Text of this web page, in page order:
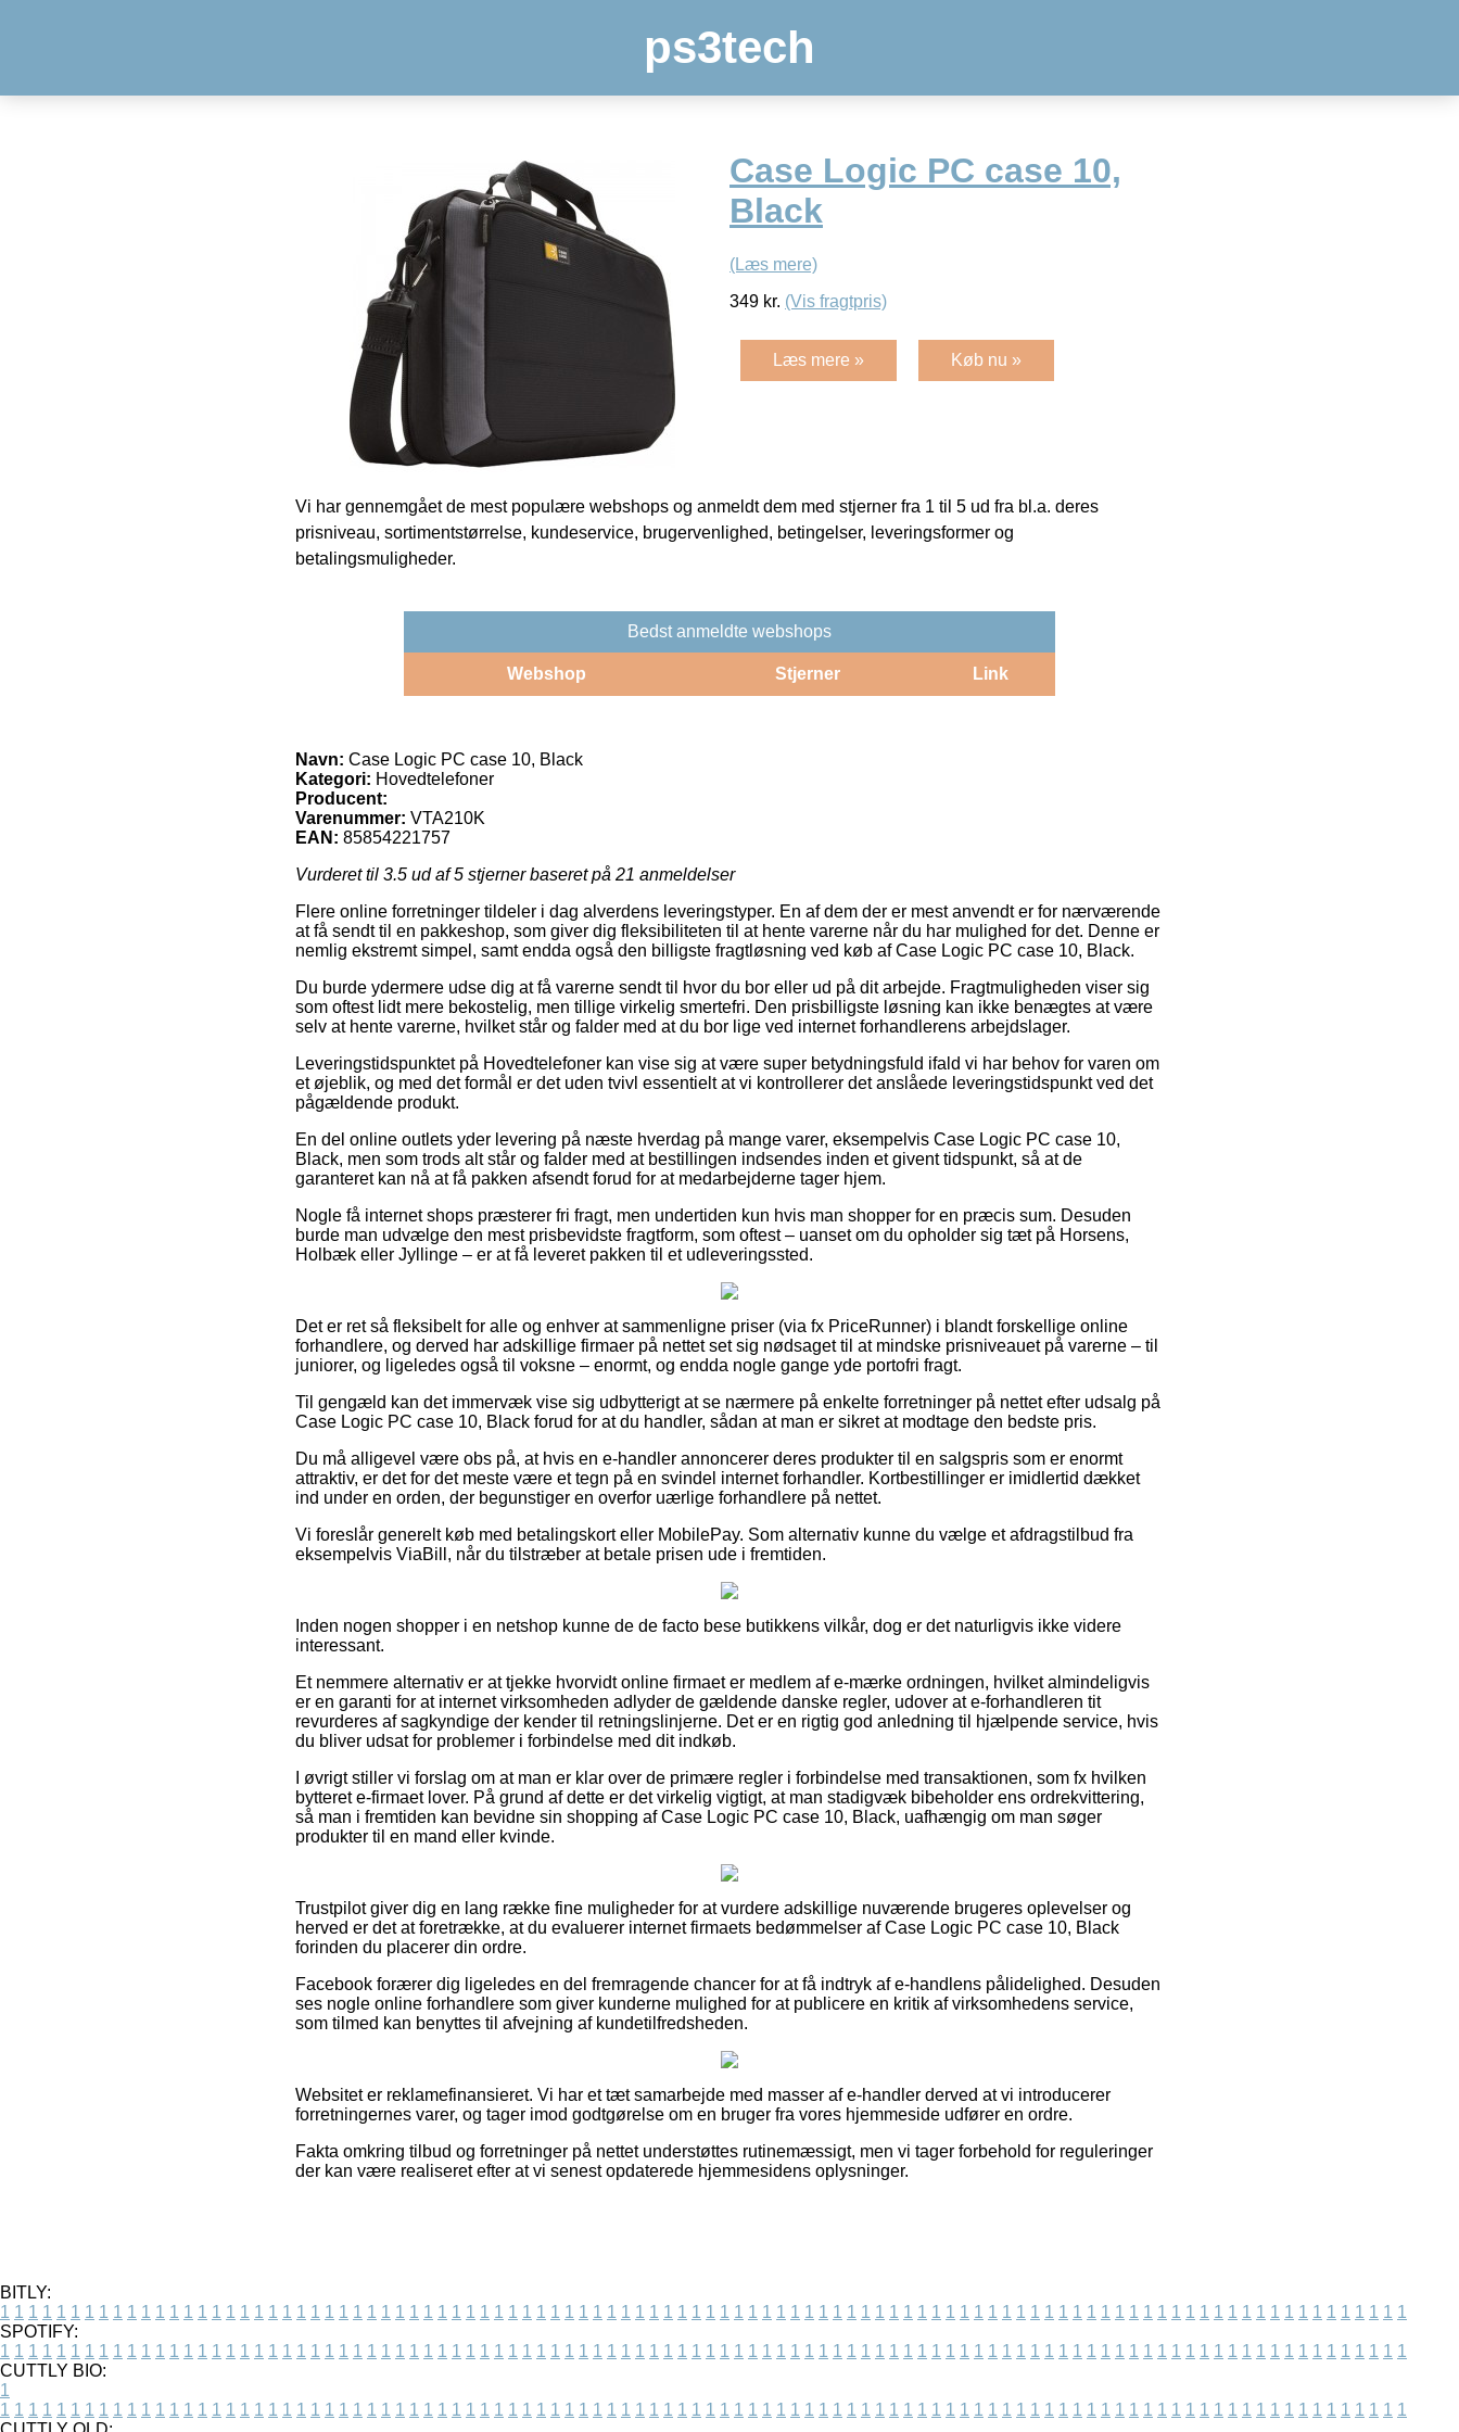
ps3tech
Case Logic PC case 10,
Black
(Læs mere)
349 kr. (Vis fragtpris)
Læs mere » Køb nu »
Vi har gennemgået de mest populære webshops og anmeldt dem med stjerner fra 1 til 5 ud fra bl.a. deres
prisniveau, sortimentstørrelse, kundeservice, brugervenlighed, betingelser, leveringsformer og
betalingsmuligheder.
Bedst anmeldte webshops
Webshop Stjerner Link
Navn: Case Logic PC case 10, Black
Kategori: Hovedtelefoner
Producent:
Varenummer: VTA210K
EAN: 85854221757
Vurderet til 3.5 ud af 5 stjerner baseret på 21 anmeldelser
Flere online forretninger tildeler i dag alverdens leveringstyper. En af dem der er mest anvendt er for nærværende
at få sendt til en pakkeshop, som giver dig fleksibiliteten til at hente varerne når du har mulighed for det. Denne er
nemlig ekstremt simpel, samt endda også den billigste fragtløsning ved køb af Case Logic PC case 10, Black.
Du burde ydermere udse dig at få varerne sendt til hvor du bor eller ud på dit arbejde. Fragtmuligheden viser sig
som oftest lidt mere bekostelig, men tillige virkelig smertefri. Den prisbilligste løsning kan ikke benægtes at være
selv at hente varerne, hvilket står og falder med at du bor lige ved internet forhandlerens arbejdslager.
Leveringstidspunktet på Hovedtelefoner kan vise sig at være super betydningsfuld ifald vi har behov for varen om
et øjeblik, og med det formål er det uden tvivl essentielt at vi kontrollerer det anslåede leveringstidspunkt ved det
pågældende produkt.
En del online outlets yder levering på næste hverdag på mange varer, eksempelvis Case Logic PC case 10,
Black, men som trods alt står og falder med at bestillingen indsendes inden et givent tidspunkt, så at de
garanteret kan nå at få pakken afsendt forud for at medarbejderne tager hjem.
Nogle få internet shops præsterer fri fragt, men undertiden kun hvis man shopper for en præcis sum. Desuden
burde man udvælge den mest prisbevidste fragtform, som oftest – uanset om du opholder sig tæt på Horsens,
Holbæk eller Jyllinge – er at få leveret pakken til et udleveringssted.
Det er ret så fleksibelt for alle og enhver at sammenligne priser (via fx PriceRunner) i blandt forskellige online
forhandlere, og derved har adskillige firmaer på nettet set sig nødsaget til at mindske prisniveauet på varerne – til
juniorer, og ligeledes også til voksne – enormt, og endda nogle gange yde portofri fragt.
Til gengæld kan det immervæk vise sig udbytterigt at se nærmere på enkelte forretninger på nettet efter udsalg på
Case Logic PC case 10, Black forud for at du handler, sådan at man er sikret at modtage den bedste pris.
Du må alligevel være obs på, at hvis en e-handler annoncerer deres produkter til en salgspris som er enormt
attraktiv, er det for det meste være et tegn på en svindel internet forhandler. Kortbestillinger er imidlertid dækket
ind under en orden, der begunstiger en overfor uærlige forhandlere på nettet.
Vi foreslår generelt køb med betalingskort eller MobilePay. Som alternativ kunne du vælge et afdragstilbud fra
eksempelvis ViaBill, når du tilstræber at betale prisen ude i fremtiden.
Inden nogen shopper i en netshop kunne de de facto bese butikkens vilkår, dog er det naturligvis ikke videre
interessant.
Et nemmere alternativ er at tjekke hvorvidt online firmaet er medlem af e-mærke ordningen, hvilket almindeligvis
er en garanti for at internet virksomheden adlyder de gældende danske regler, udover at e-forhandleren tit
revurderes af sagkyndige der kender til retningslinjerne. Det er en rigtig god anledning til hjælpende service, hvis
du bliver udsat for problemer i forbindelse med dit indkøb.
I øvrigt stiller vi forslag om at man er klar over de primære regler i forbindelse med transaktionen, som fx hvilken
bytteret e-firmaet lover. På grund af dette er det virkelig vigtigt, at man stadigvæk bibeholder ens ordrekvittering,
så man i fremtiden kan bevidne sin shopping af Case Logic PC case 10, Black, uafhængig om man søger
produkter til en mand eller kvinde.
Trustpilot giver dig en lang række fine muligheder for at vurdere adskillige nuværende brugeres oplevelser og
herved er det at foretrække, at du evaluerer internet firmaets bedømmelser af Case Logic PC case 10, Black
forinden du placerer din ordre.
Facebook forærer dig ligeledes en del fremragende chancer for at få indtryk af e-handlens pålidelighed. Desuden
ses nogle online forhandlere som giver kunderne mulighed for at publicere en kritik af virksomhedens service,
som tilmed kan benyttes til afvejning af kundetilfredsheden.
Websitet er reklamefinansieret. Vi har et tæt samarbejde med masser af e-handler derved at vi introducerer
forretningernes varer, og tager imod godtgørelse om en bruger fra vores hjemmeside udfører en ordre.
Fakta omkring tilbud og forretninger på nettet understøttes rutinemæssigt, men vi tager forbehold for reguleringer
der kan være realiseret efter at vi senest opdaterede hjemmesidens oplysninger.
BITLY:
1 1 1 1 1 1 1 1 1 1 1 1 1 1 1 1 1 1 1 1 1 1 1 1 1 1 1 1 1 1 1 1 1 1 1 1 1 1 1 1 1 1 1 1 1 1 1 1 1 1 1 1 1 1 1 1 1 1 1 1 1 1 1 1 1 1 1 1 1 1 1 1 1 1 1 1 1 1 1 1 1 1 1 1 1 1 1 1 1 1 1 1 1 1 1 1 1 1 1 1
SPOTIFY:
1 1 1 1 1 1 1 1 1 1 1 1 1 1 1 1 1 1 1 1 1 1 1 1 1 1 1 1 1 1 1 1 1 1 1 1 1 1 1 1 1 1 1 1 1 1 1 1 1 1 1 1 1 1 1 1 1 1 1 1 1 1 1 1 1 1 1 1 1 1 1 1 1 1 1 1 1 1 1 1 1 1 1 1 1 1 1 1 1 1 1 1 1 1 1 1 1 1 1 1
CUTTLY BIO:
1
1 1 1 1 1 1 1 1 1 1 1 1 1 1 1 1 1 1 1 1 1 1 1 1 1 1 1 1 1 1 1 1 1 1 1 1 1 1 1 1 1 1 1 1 1 1 1 1 1 1 1 1 1 1 1 1 1 1 1 1 1 1 1 1 1 1 1 1 1 1 1 1 1 1 1 1 1 1 1 1 1 1 1 1 1 1 1 1 1 1 1 1 1 1 1 1 1 1 1 1